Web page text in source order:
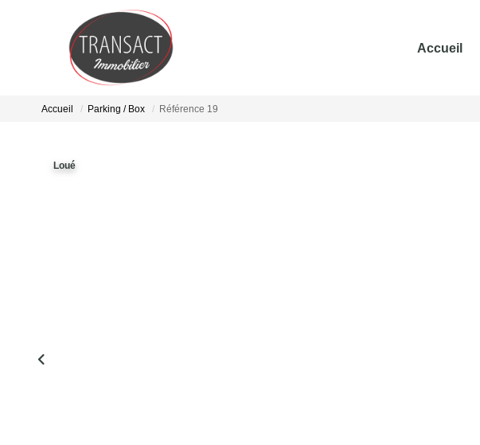
Accueil
Accueil Parking / Box Référence 19
Loué